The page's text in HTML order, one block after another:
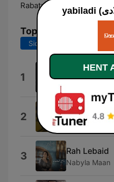
Rabat: Online
Tophits
Sidste 7 dage
1 Zan9a Flow
2 Soirée avec
Nass El
3 Rah Lebaid
Nabyla Maan
HENT